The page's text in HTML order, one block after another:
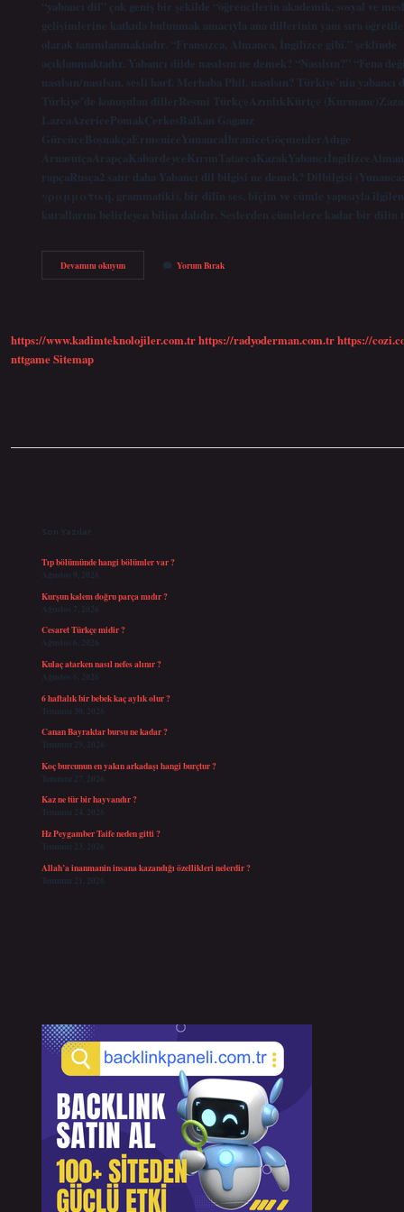
“yabancı dil” çok geniş bir şekilde “öğrencilerin akademik, sosyal ve
gelişimlerine katkıda bulunmak amacıyla ana dillerinin yanı sıra
olarak tanımlanmaktadır. “Fransızca, Almanca, İngilizce gibi.” şeklinde
açıklanmaktadır. Yabancı dilde nasılsın ne demek? “Nasılsın?” “Fena
nasılsın/nasılsın, sesli harf. Merhaba Phil, nasılsın? Türkiye’nin
Türkiye’de konuşulan dillerResmi TürkçeAzınlıkKürtçe
LazcaAzericePomakÇerkesBalkan Gagauz
GürcüceBoşnakçaErmeniceYunancaİbraniceGöçmenlerAdıge
rapçaRusça2 satır daha Yabancı dil bilgisi ne demek? Dilbilgisi
γραμματική, grammatiki), bir dilin ses, biçim ve cümle yapısıyla
kurallarını belirleyen bilim dalıdır. Seslerden cümlelere kadar bir
Devamını okuyunYabancı
Dilin
Yorum Bırak
https://www.kadimteknolojiler.com.trhttps://radyoderman.com.trhttps://
nttgameSitemap
Son Yazılar
Tıp bölümünde hangi bölümler var ?
Ağustos 9, 2026
Kurşun kalem doğru parça mıdır ?
Ağustos 7, 2026
Cesaret Türkçe midir ?
Ağustos 6, 2026
Kulaç atarken nasıl nefes alınır ?
Ağustos 6, 2026
6 haftalık bir bebek kaç aylık olur ?
Temmuz 30, 2026
Canan Bayraktar bursu ne kadar ?
Temmuz 29, 2026
Koç burcunun en yakın arkadaşı hangi burçtur ?
Temmuz 27, 2026
Kaz ne tür bir hayvandır ?
Temmuz 24, 2026
Hz Peygamber Taife neden gitti ?
Temmuz 23, 2026
Allah’a inanmanin insana kazandığı özellikleri nelerdir ?
Temmuz 21, 2026